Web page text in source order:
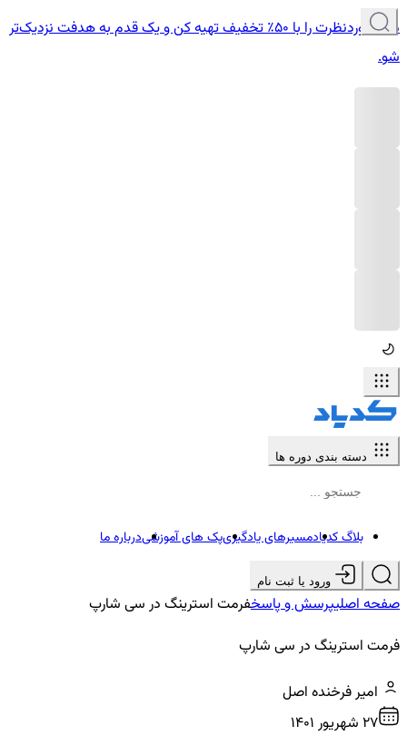
دوره موردنظرت را با ۵۰٪ تخفیف تهیه کن و یک قدم به هدفت نزدیک‌تر
شو.
دسته بندی دوره ها
بلاگ کدیادمسیرهای یادگیریپک های آموزشیدرباره ما
ورود یا ثبت نام
صفحه اصلیپرسش و پاسخفرمت استرینگ در سی شارپ
فرمت استرینگ در سی شارپ
امیر فرخنده اصل
27 شهريور ۱۴۰۱